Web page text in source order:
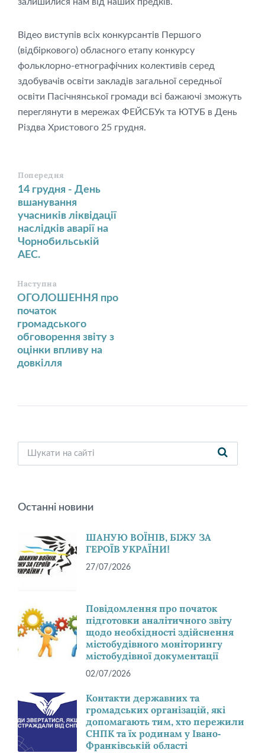
Відео виступів всіх конкурсантів Першого
(відбіркового) обласного етапу конкурсу
фольклорно-етнографічних колективів серед
здобувачів освіти закладів загальної середньої
освіти Пасічнянської громади всі бажаючі зможуть
переглянути в мережах ФЕЙСБУк та ЮТУБ в День
Різдва Христового 25 грудня.
Попередня
14 грудня - День
вшанування
учасників ліквідації
наслідків аварії на
Чорнобильській
АЕС.
Наступна
ОГОЛОШЕННЯ про
початок
громадського
обговорення звіту з
оцінки впливу на
довкілля
Останні новини
ШАНУЮ ВОЇНІВ, БІЖУ ЗА
ГЕРОЇВ УКРАЇНИ!
27/07/2026
Повідомлення про початок
підготовки аналітичного звіту
щодо необхідності здійснення
містобудівного моніторингу
містобудівної документації
02/07/2026
Контакти державних та
громадських організацій, які
допомагають тим, хто пережили
СНПК та їх родинам у Івано-
Франківській області